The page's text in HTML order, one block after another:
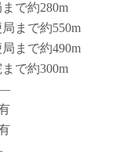
で約280m
まで約550m
まで約490m
で約300m